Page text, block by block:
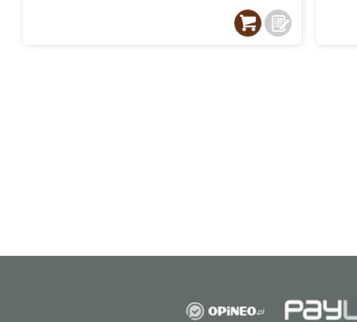
myślą o wymagających użytkownikach,
kuchni. Wybierając Argenta płytki Bari,